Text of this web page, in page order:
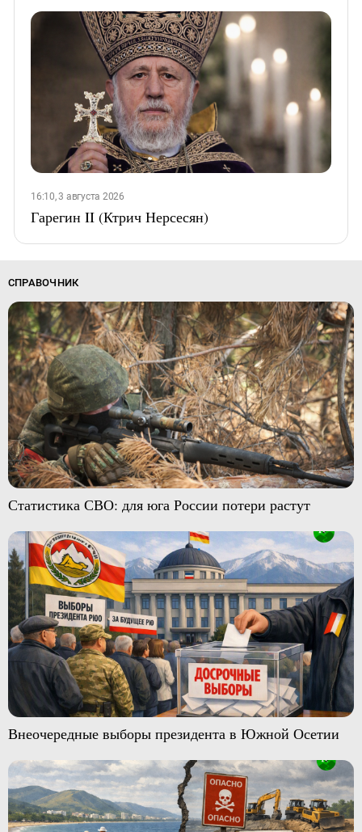
16:10, 3 августа 2026
Гарегин II (Ктрич Нерсесян)
СПРАВОЧНИК
Статистика СВО: для юга России потери растут
Внеочередные выборы президента в Южной Осетии